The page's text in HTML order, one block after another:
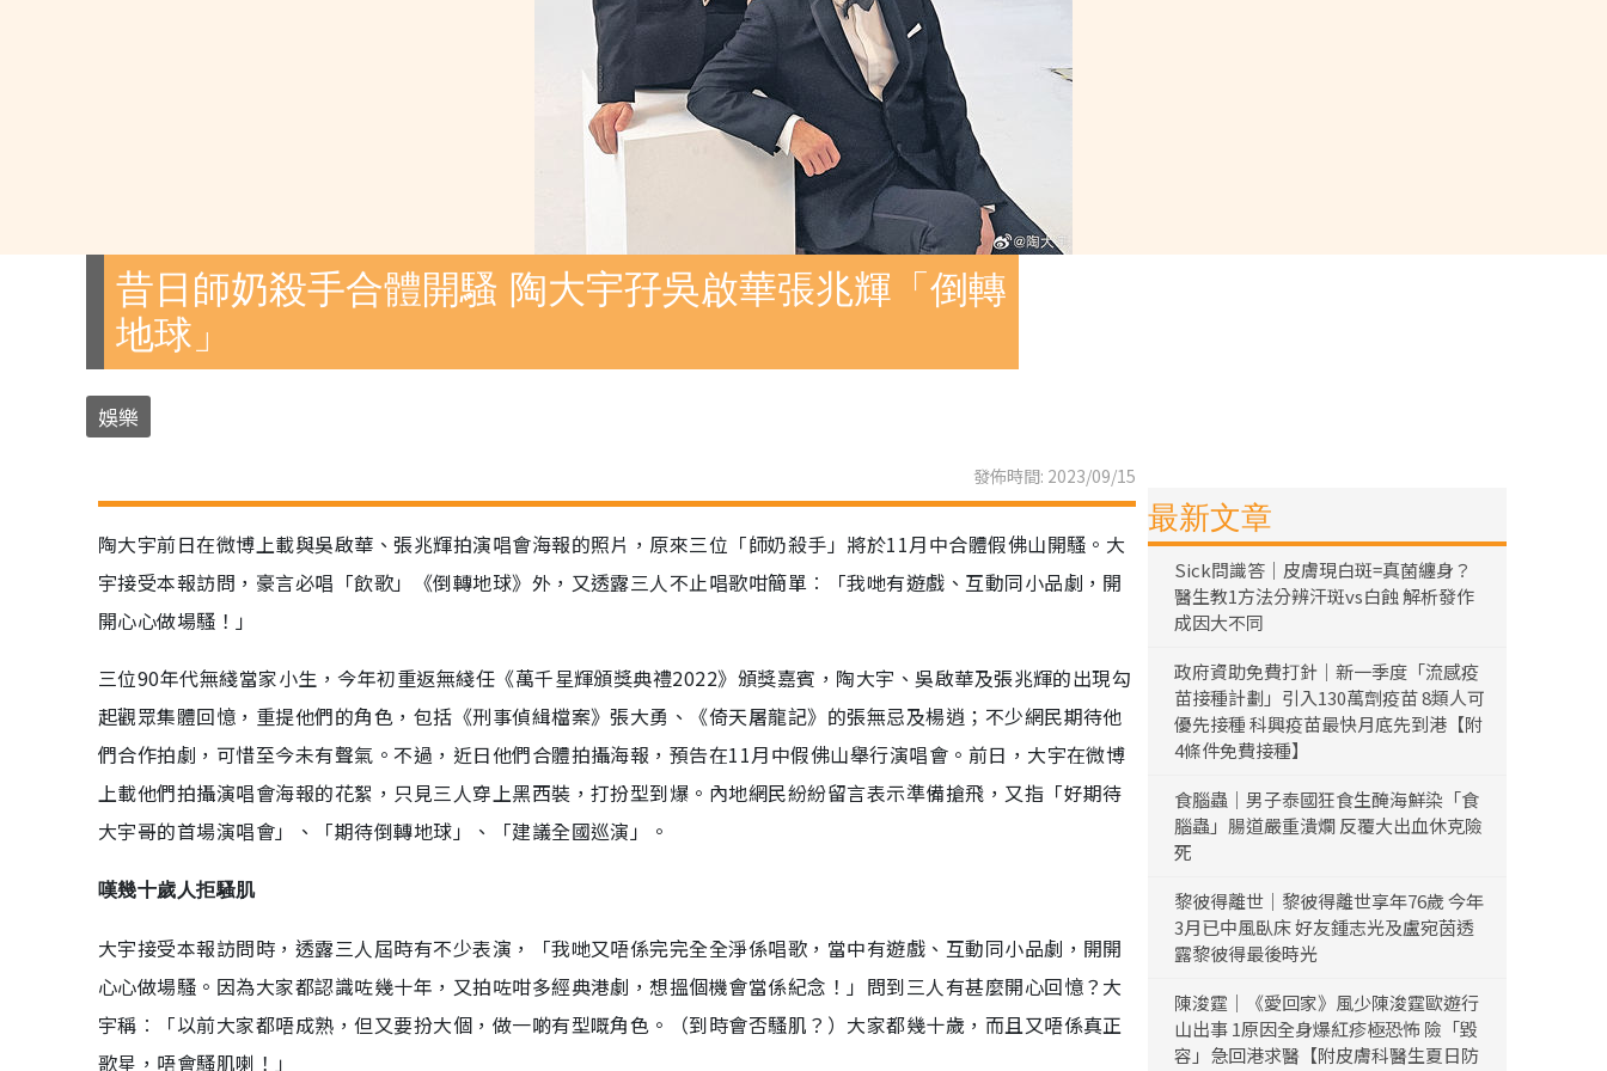
昔日師奶殺手合體開騷 陶大宇孖吳啟華張兆輝「倒轉
地球」
娛樂
發佈時間: 2023/09/15
陶大宇前日在微博上載與吳啟華、張兆輝拍演唱會海報的照片，原來三位「師奶殺手」將於11月中合體假佛山開騷。大
宇接受本報訪問，豪言必唱「飲歌」《倒轉地球》外，又透露三人不止唱歌咁簡單︰「我哋有遊戲、互動同小品劇，開
開心心做場騷！」
三位90年代無綫當家小生，今年初重返無綫任《萬千星輝頒獎典禮2022》頒獎嘉賓，陶大宇、吳啟華及張兆輝的出現勾
起觀眾集體回憶，重提他們的角色，包括《刑事偵緝檔案》張大勇、《倚天屠龍記》的張無忌及楊逍；不少網民期待他
們合作拍劇，可惜至今未有聲氣。不過，近日他們合體拍攝海報，預告在11月中假佛山舉行演唱會。前日，大宇在微博
上載他們拍攝演唱會海報的花絮，只見三人穿上黑西裝，打扮型到爆。內地網民紛紛留言表示準備搶飛，又指「好期待
大宇哥的首場演唱會」、「期待倒轉地球」、「建議全國巡演」。
嘆幾十歲人拒騷肌
大宇接受本報訪問時，透露三人屆時有不少表演，「我哋又唔係完完全全淨係唱歌，當中有遊戲、互動同小品劇，開開
心心做場騷。因為大家都認識咗幾十年，又拍咗咁多經典港劇，想搵個機會當係紀念！」問到三人有甚麼開心回憶？大
宇稱︰「以前大家都唔成熟，但又要扮大個，做一啲有型嘅角色。（到時會否騷肌？）大家都幾十歲，而且又唔係真正
歌星，唔會騷肌喇！」
最新文章
Sick問識答｜皮膚現白斑=真菌纏身？
醫生教1方法分辨汗斑vs白蝕 解析發作
成因大不同
政府資助免費打針｜新一季度「流感疫
苗接種計劃」引入130萬劑疫苗 8類人可
優先接種 科興疫苗最快月底先到港【附
4條件免費接種】
食腦蟲｜男子泰國狂食生醃海鮮染「食
腦蟲」腸道嚴重潰爛 反覆大出血休克險
死
黎彼得離世｜黎彼得離世享年76歲 今年
3月已中風臥床 好友鍾志光及盧宛茵透
露黎彼得最後時光
陳浚霆｜《愛回家》風少陳浚霆歐遊行
山出事 1原因全身爆紅疹極恐怖 險「毀
容」急回港求醫【附皮膚科醫生夏日防